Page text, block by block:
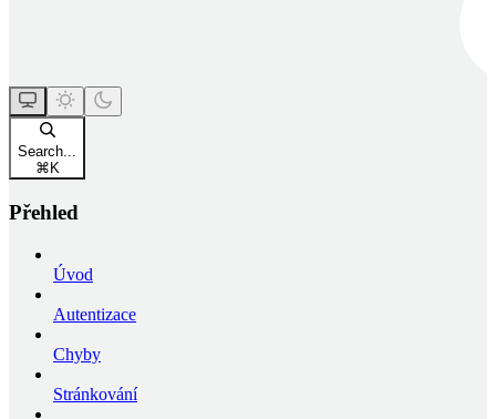
Search...
⌘ K
Přehled
Úvod
Autentizace
Chyby
Stránkování